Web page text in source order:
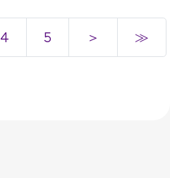
4 5 ＞ ≫